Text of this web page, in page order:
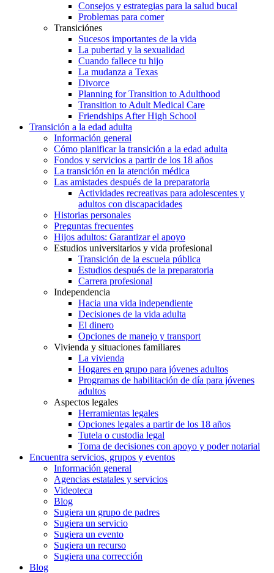
Consejos y estrategias para la salud bucal
Problemas para comer
Transiciónes
Sucesos importantes de la vida
La pubertad y la sexualidad
Cuando fallece tu hijo
La mudanza a Texas
Divorce
Planning for Transition to Adulthood
Transition to Adult Medical Care
Friendships After High School
Transición a la edad adulta
Información general
Cómo planificar la transición a la edad adulta
Fondos y servicios a partir de los 18 años
La transición en la atención médica
Las amistades después de la preparatoria
Actividades recreativas para adolescentes y
adultos con discapacidades
Historias personales
Preguntas frecuentes
Hijos adultos: Garantizar el apoyo
Estudios universitarios y vida profesional
Transición de la escuela pública
Estudios después de la preparatoria
Carrera profesional
Independencia
Hacia una vida independiente
Decisiones de la vida adulta
El dinero
Opciones de manejo y transport
Vivienda y situaciones familiares
La vivienda
Hogares en grupo para jóvenes adultos
Programas de habilitación de día para jóvenes
adultos
Aspectos legales
Herramientas legales
Opciones legales a partir de los 18 años
Tutela o custodia legal
Toma de decisiones con apoyo y poder notarial
Encuentra servicios, grupos y eventos
Información general
Agencias estatales y servicios
Videoteca
Blog
Sugiera un grupo de padres
Sugiera un servicio
Sugiera un evento
Sugiera un recurso
Sugiera una corrección
Blog